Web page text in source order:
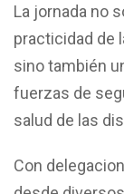
La jornada no
practicidad de
sino también
fuerzas de
salud de las
Con